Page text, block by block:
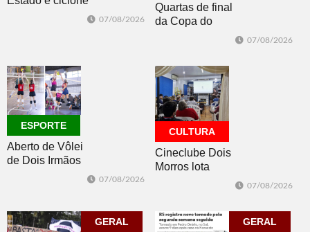
07/08/2026
Quartas de final
da Copa do
Brasil 2026: veja
do sorteio
07/08/2026
ESPORTE
Aberto de Vôlei
de Dois Irmãos
jogos
07/08/2026
CULTURA
Cineclube Dois
Morros lota
corpo que cai”
07/08/2026
GERAL GERAL